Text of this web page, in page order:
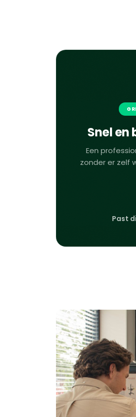
Snel
Een
zonder er zelf
Past